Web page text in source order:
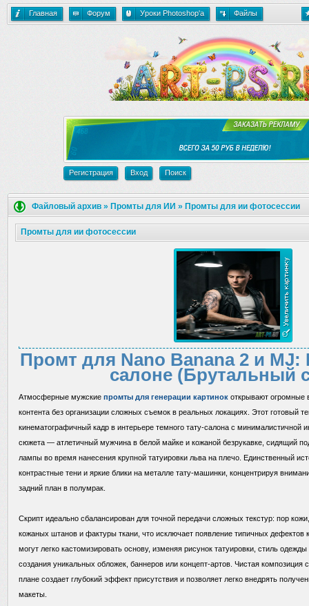
Главная Форум Уроки Photoshop'a Файлы
Регистрация Вход Поиск
Файловый архив » Промты для ИИ » Промты для ии фотосессии
Промты для ии фотосессии
Промт для Nano Banana 2 и MJ:
салоне (Брутальный
Атмосферные мужские промты для генерации картинок открывают огромные
контента без организации сложных съемок в реальных локациях. Этот готовый
кинематографичный кадр в интерьере темного тату-салона с минималистичной
сюжета — атлетичный мужчина в белой майке и кожаной безрукавке, сидящий
лампы во время нанесения крупной татуировки льва на плечо. Единственный
контрастные тени и яркие блики на металле тату-машинки, концентрируя
задний план в полумрак.
Скрипт идеально сбалансирован для точной передачи сложных текстур: пор
кожаных штанов и фактуры ткани, что исключает появление типичных дефектов
могут легко кастомизировать основу, изменяя рисунок татуировки, стиль
создания уникальных обложек, баннеров или концепт-артов. Чистая
плане создает глубокий эффект присутствия и позволяет легко внедрять
макеты.